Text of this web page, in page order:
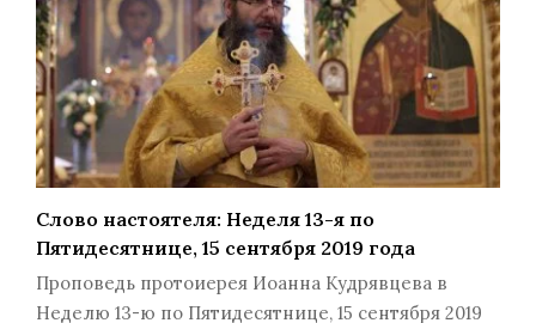
Слово настоятеля: Неделя 13-я по
Пятидесятнице, 15 сентября 2019 года
Проповедь протоиерея Иоанна Кудрявцева в
Неделю 13-ю по Пятидесятнице, 15 сентября 2019